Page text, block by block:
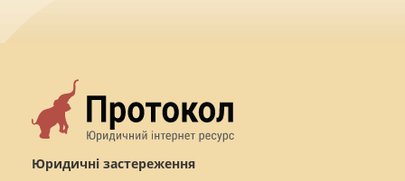
Юридичні застереження